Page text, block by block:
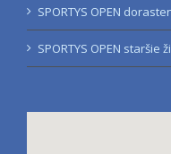
SPORTYS OPEN
SPORTYS OPEN staršie